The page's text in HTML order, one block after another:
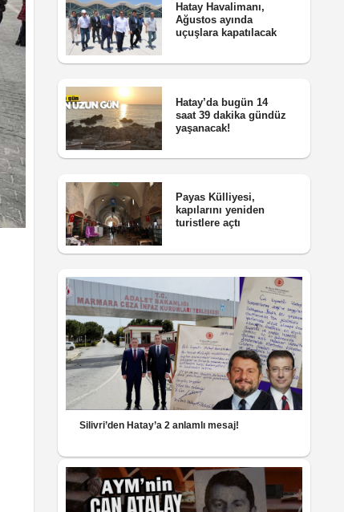
Hatay Havalimanı,
Ağustos ayında
uçuşlara kapatılacak
Hatay’da bugün 14
saat 39 dakika gündüz
yaşanacak!
Payas Külliyesi,
kapılarını yeniden
turistlere açtı
Silivri’den Hatay’a 2 anlamlı mesaj!